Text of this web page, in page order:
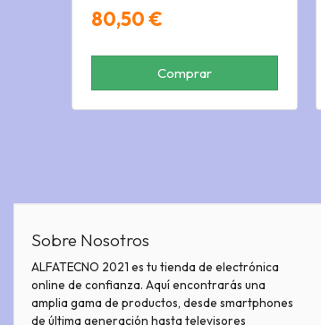
80,50 €
Comprar
Sobre Nosotros
ALFATECNO 2021 es tu tienda de electrónica
online de confianza. Aquí encontrarás una
amplia gama de productos, desde smartphones
de última generación hasta televisores